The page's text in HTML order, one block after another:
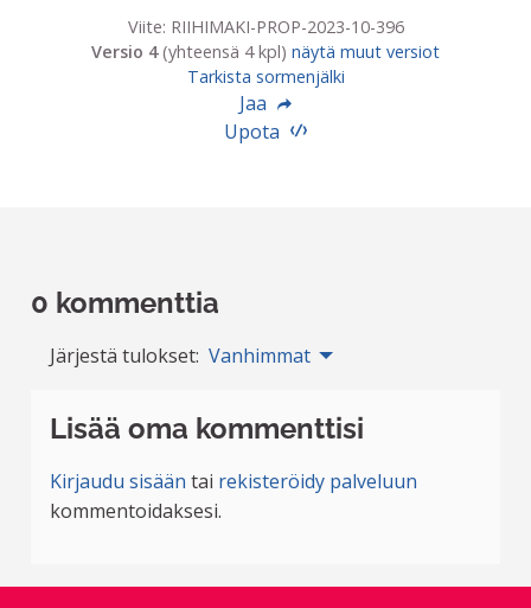
Viite: RIIHIMAKI-PROP-2023-10-396
Versio 4(yhteensä 4 kpl) näytä muut versiot
Tarkista sormenjälki
Jaa
Upota
0 kommenttia
Järjestä tulokset: Vanhimmat
Lisää oma kommenttisi
Kirjaudu sisään tai rekisteröidy palveluun
kommentoidaksesi.